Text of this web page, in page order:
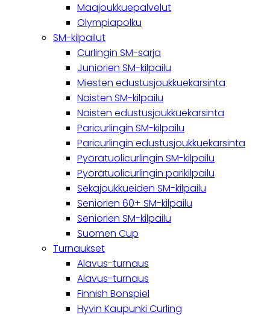
Maajoukkuepalvelut
Olympiapolku
SM-kilpailut
Curlingin SM-sarja
Juniorien SM-kilpailu
Miesten edustusjoukkuekarsinta
Naisten SM-kilpailu
Naisten edustusjoukkuekarsinta
Paricurlingin SM-kilpailu
Paricurlingin edustusjoukkuekarsinta
Pyörätuolicurlingin SM-kilpailu
Pyörätuolicurlingin parikilpailu
Sekajoukkueiden SM-kilpailu
Seniorien 60+ SM-kilpailu
Seniorien SM-kilpailu
Suomen Cup
Turnaukset
Alavus-turnaus
Alavus-turnaus
Finnish Bonspiel
Hyvin Kaupunki Curling